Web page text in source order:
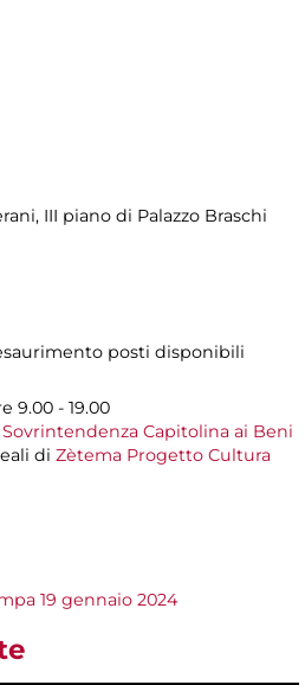
III piano di Palazzo Braschi
posti disponibili
9.00 - 19.00
Sovrintendenza Capitolina ai Beni
di Zètema Progetto Cultura
19 gennaio 2024